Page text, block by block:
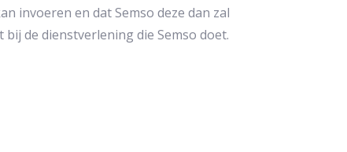
invoeren en dat Semso deze dan zal
de dienstverlening die Semso doet.